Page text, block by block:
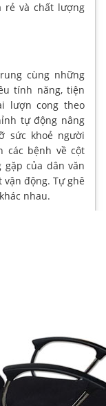
rẻ và chất lượng
cùng những
tính năng, tiện
lượn cong theo
tự động nâng
sức khoẻ người
các bệnh về cột
gặp của dân văn
động. Tự ghê
nhau.